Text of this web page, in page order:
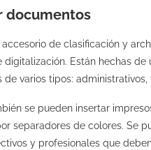
documentos
de clasificación y
Están hechas
varios tipos: administrativos,
se pueden insertar
separadores de colores. Se
y profesionales que